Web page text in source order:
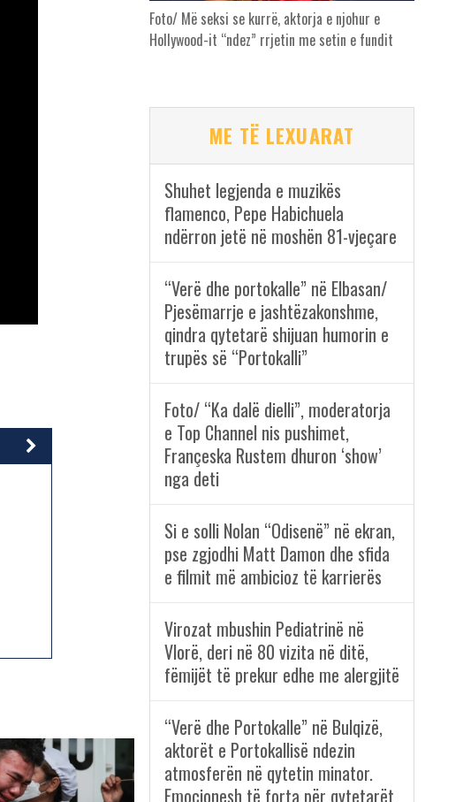
Foto/ Më seksi se kurrë, aktorja e njohur e
Hollywood-it “ndez” rrjetin me setin e fundit
ME TË LEXUARAT
Shuhet legjenda e muzikës
flamenco, Pepe Habichuela
ndërron jetë në moshën 81-vjeçare
“Verë dhe portokalle” në Elbasan/
Pjesëmarrje e jashtëzakonshme,
qindra qytetarë shijuan humorin e
trupës së “Portokalli”
Foto/ “Ka dalë dielli”, moderatorja
e Top Channel nis pushimet,
Françeska Rustem dhuron ‘show’
nga deti
Si e solli Nolan “Odisenë” në ekran,
pse zgjodhi Matt Damon dhe sfida
e filmit më ambicioz të karrierës
Virozat mbushin Pediatrinë në
Vlorë, deri në 80 vizita në ditë,
fëmijët të prekur edhe me alergjitë
“Verë dhe Portokalle” në Bulqizë,
aktorët e Portokallisë ndezin
atmosferën në qytetin minator.
Emocionesh të forta për qytetarët